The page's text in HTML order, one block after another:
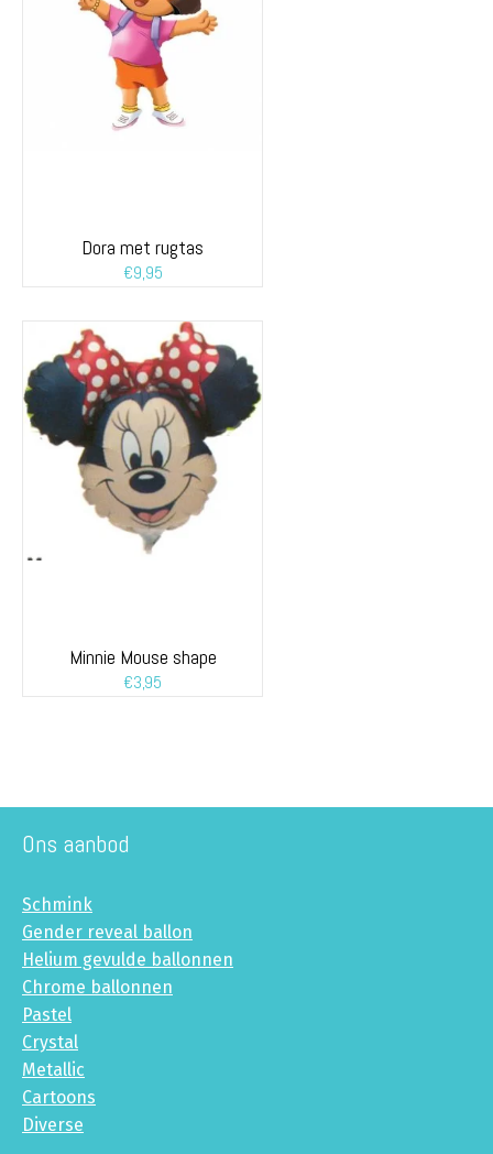
Dora met rugtas
€9,95
Minnie Mouse shape
€3,95
Ons aanbod
Schmink
Gender reveal ballon
Helium gevulde ballonnen
Chrome ballonnen
Pastel
Crystal
Metallic
Cartoons
Diverse